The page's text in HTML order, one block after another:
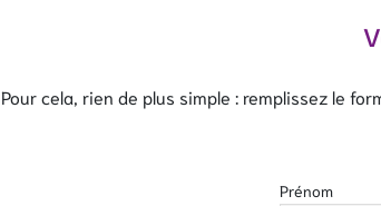
Pour cela, rien de plus simple : remplissez le
Prénom